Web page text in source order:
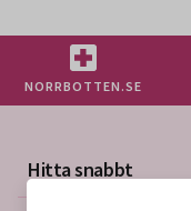
NORRBOTTEN.SE
Hitta snabbt